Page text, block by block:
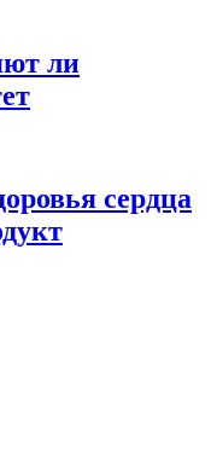
ли
сердца